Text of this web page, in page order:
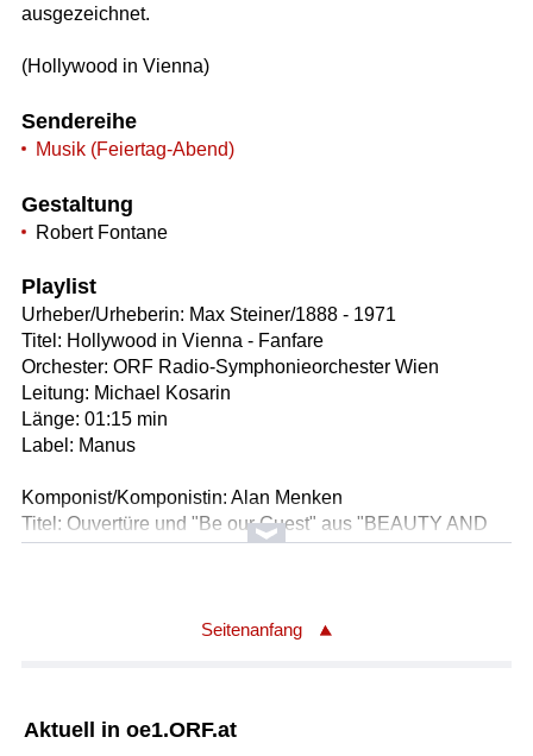
ausgezeichnet.
(Hollywood in Vienna)
Sendereihe
Musik (Feiertag-Abend)
Gestaltung
Robert Fontane
Playlist
Urheber/Urheberin: Max Steiner/1888 - 1971
Titel: Hollywood in Vienna - Fanfare
Orchester: ORF Radio-Symphonieorchester Wien
Leitung: Michael Kosarin
Länge: 01:15 min
Label: Manus
Komponist/Komponistin: Alan Menken
Titel: Ouvertüre und "Be our Guest" aus "BEAUTY AND
THE BEAST"
Chor: Philharmonia Chor Wien
Label: Walt Disney Music Company
Seitenanfang
Aktuell in oe1.ORF.at